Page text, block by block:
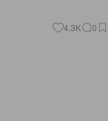
4.3K 0